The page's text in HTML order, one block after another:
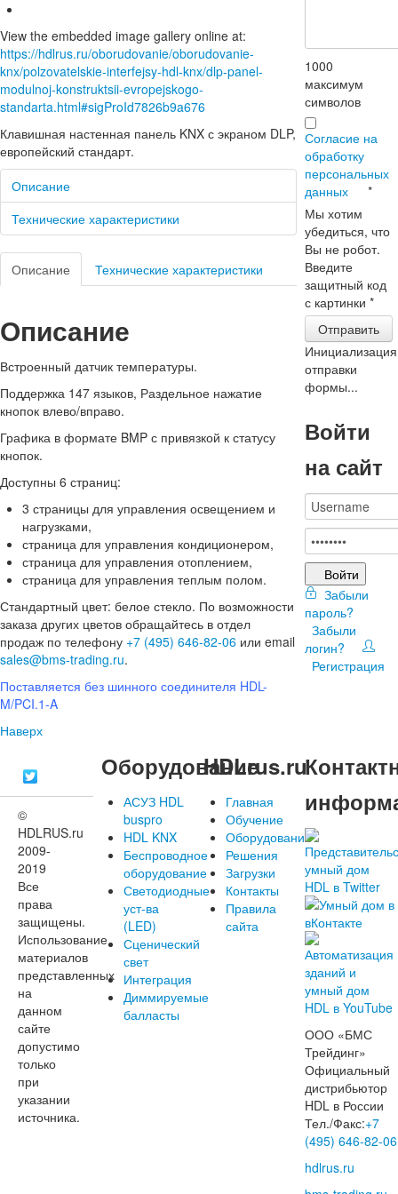
View the embedded image gallery online at:
https://hdlrus.ru/oborudovanie/oborudovanie-
knx/polzovatelskie-interfejsy-hdl-knx/dlp-panel-
modulnoj-konstruktsii-evropejskogo-
standarta.html#sigProId7826b9a676
Клавишная настенная панель KNX с экраном DLP,
европейский стандарт.
Описание
Технические характеристики
Описание Технические характеристики
Описание
Встроенный датчик температуры.
Поддержка 147 языков, Раздельное нажатие
кнопок влево/вправо.
Графика в формате BMP с привязкой к статусу
кнопок.
Доступны 6 страниц:
3 страницы для управления освещением и
нагрузками,
страница для управления кондиционером,
страница для управления отоплением,
страница для управления теплым полом.
Стандартный цвет: белое стекло. По возможности
заказа других цветов обращайтесь в отдел
продаж по телефону +7 (495) 646-82-06 или email
sales@bms-trading.ru.
Поставляется без шинного соединителя HDL-
M/PCI.1-A
Наверх
1000
максимум
символов
Согласие на
обработку
персональных
данных
*
Мы хотим
убедиться, что
Вы не робот.
Введите
защитный код
с картинки*
Отправить
Инициализация
отправки
формы...
Войти
на сайт
Войти
Забыли
пароль?
Забыли
логин?
Регистрация
©
HDLRUS.ru
2009-
2019
Все
права
защищены.
Использование
материалов
представленных
на
данном
сайте
допустимо
только
при
указании
источника.
Оборудование
АСУЗ HDL
buspro
HDL KNX
Беспроводное
оборудование
Светодиодные
уст-ва
(LED)
Сценический
свет
Интеграция
Диммируемые
балласты
HDLrus.ru
Главная
Обучение
Оборудование
Решения
Загрузки
Контакты
Правила
сайта
ООО «БМС
Трейдинг»
Официальный
дистрибьютор
HDL в России
Тел./Факс:+7
(495) 646-82-06
hdlrus.ru